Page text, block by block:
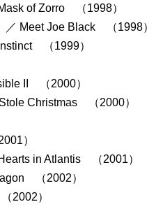
of Zorro （1998）
／ Meet Joe Black （1998）
（1999）
II （2000）
Stole Christmas （2000）
）
in Atlantis （2001）
（2002）
2002）